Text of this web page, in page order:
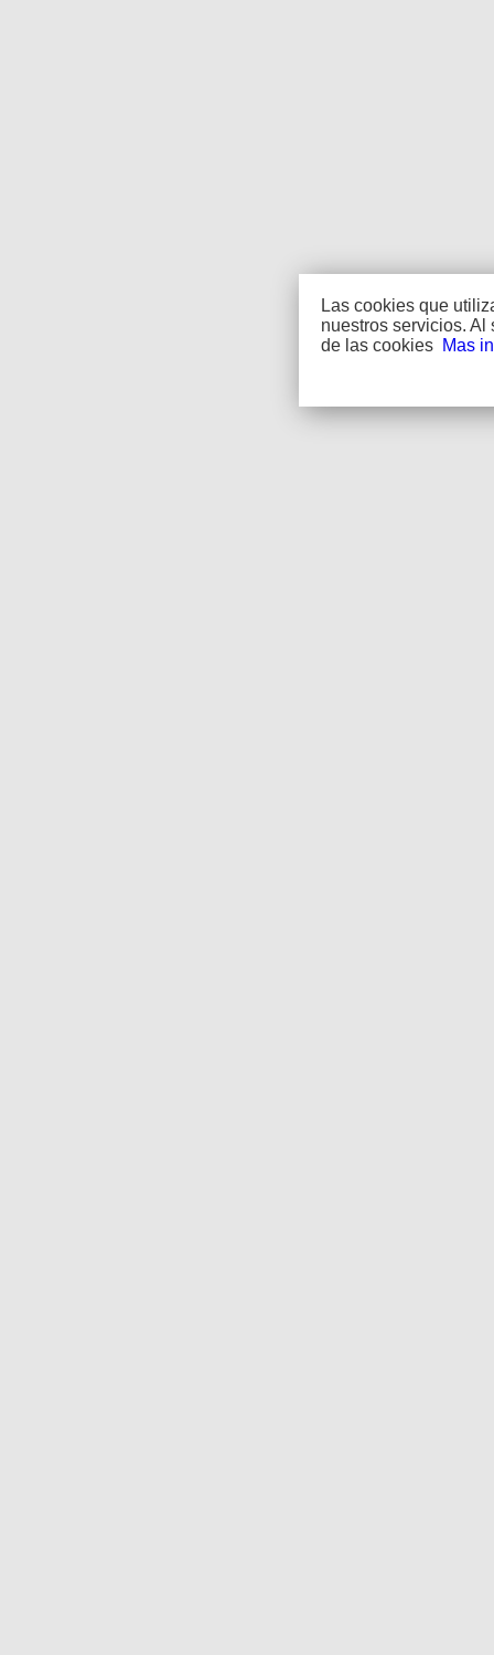
Las cookies que
nuestros servicios.
de las cookies Mas